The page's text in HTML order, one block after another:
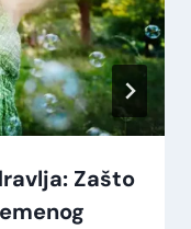
Zašto